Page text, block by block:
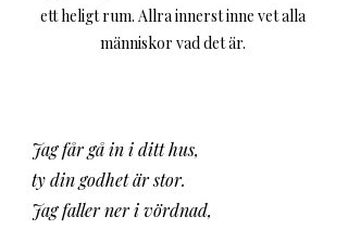
ett heligt rum. Allra innerst inne vet alla
människor vad det är.
Jag får gå in i ditt hus,
ty din godhet är stor.
Jag faller ner i vördnad,